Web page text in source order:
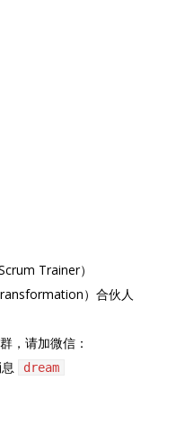
Trainer）
）合伙人
，请加微信：
dream